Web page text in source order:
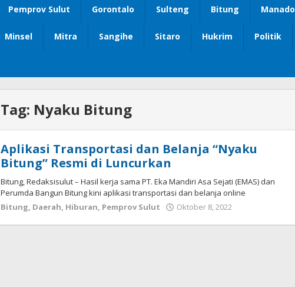
Pemprov Sulut Gorontalo Sulteng Bitung Manado
Minsel Mitra Sangihe Sitaro Hukrim Politik
Tag: Nyaku Bitung
Aplikasi Transportasi dan Belanja “Nyaku
Bitung” Resmi di Luncurkan
Bitung, Redaksisulut – Hasil kerja sama PT. Eka Mandiri Asa Sejati (EMAS) dan
Perumda Bangun Bitung kini aplikasi transportasi dan belanja online
Bitung, Daerah, Hiburan, Pemprov Sulut Oktober 8, 2022